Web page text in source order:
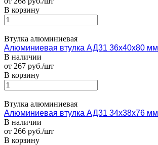
В корзину
Втулка алюминиевая
Алюминиевая втулка АД31 36x40x80 мм
В наличии
от 267 руб./шт
В корзину
Втулка алюминиевая
Алюминиевая втулка АД31 34x38x76 мм
В наличии
от 266 руб./шт
В корзину